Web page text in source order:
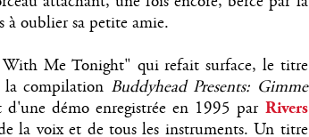
à oublier sa petite amie.
Me Tonight" qui refait surface, le titre
la compilation Buddyhead Presents: Gimme
démo enregistrée en 1995 parRivers
la voix et de tous les instruments. Un titre